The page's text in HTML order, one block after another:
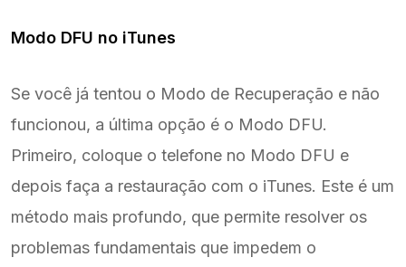
Modo DFU no iTunes
Se você já tentou o Modo de Recuperação e não
funcionou, a última opção é o Modo DFU.
Primeiro, coloque o telefone no Modo DFU e
depois faça a restauração com o iTunes. Este é um
método mais profundo, que permite resolver os
problemas fundamentais que impedem o